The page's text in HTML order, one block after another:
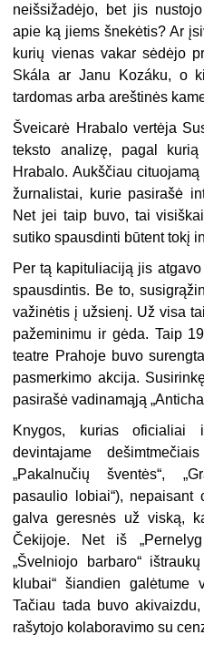
neišsižadėjo, bet jis
apie ką jiems šnekėtis? Ar
kurių vienas vakar sėdėjo
Skála ar Janu Kozáku, o
tardomas arba areštinės
Šveicarė Hrabalo vertėja
teksto analizę, pagal
Hrabalo. Aukščiau
žurnalistai, kurie pasirašė
Net jei taip buvo, tai
sutiko spausdinti būtent tokį
Per tą kapituliaciją jis
spausdintis. Be to,
važinėtis į užsienį. Už visa
pažeminimu ir gėda. Taip
teatre Prahoje buvo
pasmerkimo akcija.
pasirašė vadinamąją
Knygos, kurias oficialiai
devintajame
„Pakalnučių šventės“,
pasaulio lobiai“), nepaisant
galva geresnės už viską,
Čekijoje. Net iš
„Švelniojo barbaro“
klubai“ šiandien galėtume
Tačiau tada buvo
rašytojo kolaboravimo su